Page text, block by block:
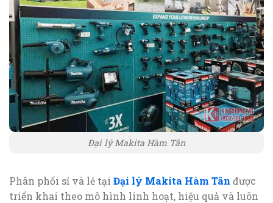
Đại lý Makita Hàm Tân
Phân phối sỉ và lẻ tại Đại lý Makita Hàm Tân được
triển khai theo mô hình linh hoạt, hiệu quả và luôn